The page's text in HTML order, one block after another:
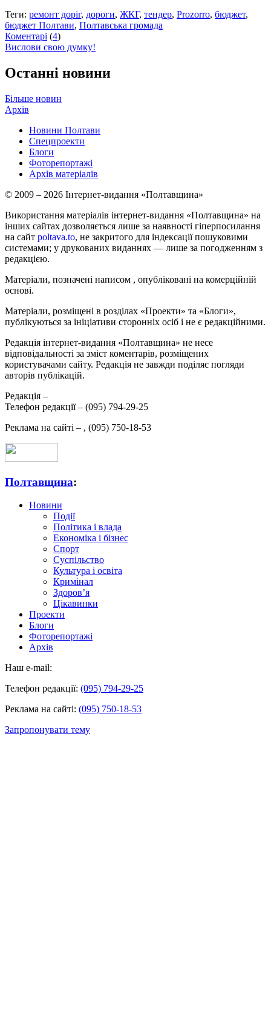
Теги: ремонт доріг, дороги, ЖКГ, тендер, Prozorro, бюджет,
бюджет Полтави, Полтавська громада
Коментарі (4)
Вислови свою думку!
Останні новини
Більше новин
Архів
Новини Полтави
Спецпроекти
Блоги
Фоторепортажі
Архів матеріалів
© 2009 – 2026 Інтернет-видання «Полтавщина»
Використання матеріалів інтернет-видання «Полтавщина» на
інших сайтах дозволяється лише за наявності гіперпосилання
на сайт poltava.to, не закритого для індексації пошуковими
системами; у друкованих виданнях — лише за погодженням з
редакцією.
Матеріали, позначені написом , опубліковані на комерційній
основі.
Матеріали, розміщені в розділах «Проекти» та «Блоги»,
публікуються за ініціативи сторонніх осіб і не є редакційними.
Редакція інтернет-видання «Полтавщина» не несе
відповідальності за зміст коментарів, розміщених
користувачами сайту. Редакція не завжди поділяє погляди
авторів публікацій.
Редакція –
Телефон редакції – (095) 794-29-25
Реклама на сайті – , (095) 750-18-53
Полтавщина:
Новини
Події
Політика і влада
Економіка і бізнес
Спорт
Суспільство
Культура і освіта
Кримінал
Здоров’я
Цікавинки
Проекти
Блоги
Фоторепортажі
Архів
Наш e-mail:
Телефон редакції: (095) 794-29-25
Реклама на сайті: (095) 750-18-53
Запропонувати тему